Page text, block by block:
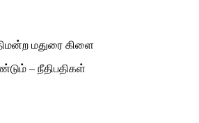
மதுரை கிளை
– நீதிபதிகள்